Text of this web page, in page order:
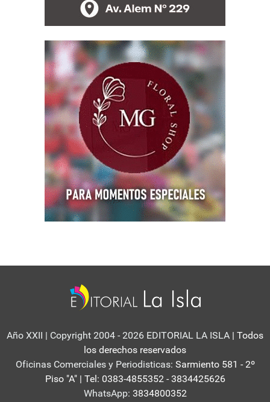
Año XXII | Copyright 2004 - 2026 EDITORIAL LA ISLA | Todos
los derechos reservados
Oficinas Comerciales y Periodisticas: Sarmiento 581 - 2º
Piso "A" | Tel: 0383-4855352 - 3834425626
WhatsApp: 3834800352